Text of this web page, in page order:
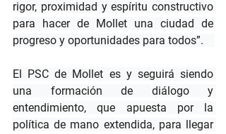
rigor, proximidad y espíritu constructivo
para hacer de Mollet una ciudad de
El PSC de Mollet es y seguirá siendo
una formación de diálogo y
entendimiento, que apuesta por la
política de mano extendida, para llegar